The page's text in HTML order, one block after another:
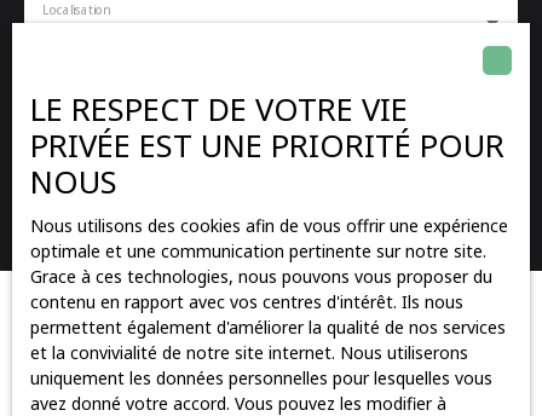
Bonneville (74130)
Localisation
Surface min (m²)
Pertinence
Trier par Créer une alerte
LE RESPECT DE VOTRE VIE
PRIVÉE EST UNE PRIORITÉ POUR
NOUS
Nous utilisons des cookies afin de vous offrir une expérience
optimale et une communication pertinente sur notre site.
Grace à ces technologies, nous pouvons vous proposer du
contenu en rapport avec vos centres d'intérêt. Ils nous
permettent également d'améliorer la qualité de nos services
et la convivialité de notre site internet. Nous utiliserons
uniquement les données personnelles pour lesquelles vous
avez donné votre accord. Vous pouvez les modifier à